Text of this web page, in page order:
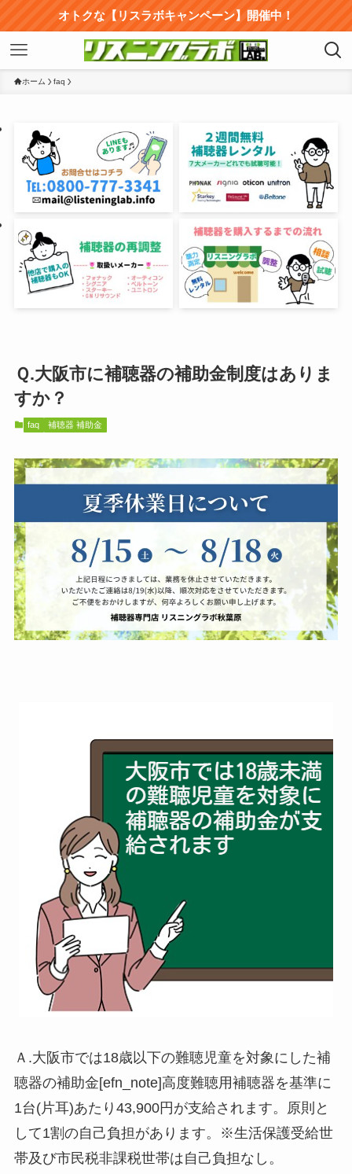
オトクな【リスラボキャンペーン】開催中！
ホーム faq
Ｑ.大阪市に補聴器の補助金制度はありま
すか？
faq 補聴器 補助金
Ａ.大阪市では18歳以下の難聴児童を対象にした補
聴器の補助金[efn_note]高度難聴用補聴器を基準に
1台(片耳)あたり43,900円が支給されます。原則と
して1割の自己負担があります。※生活保護受給世
帯及び市民税非課税世帯は自己負担なし。